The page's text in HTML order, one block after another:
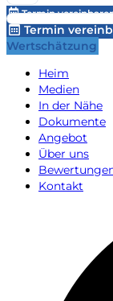
Termin
Termin
Wertschätzung
Heim
Medien
In der Nähe
Dokumente
Angebot
Über uns
Kontakt